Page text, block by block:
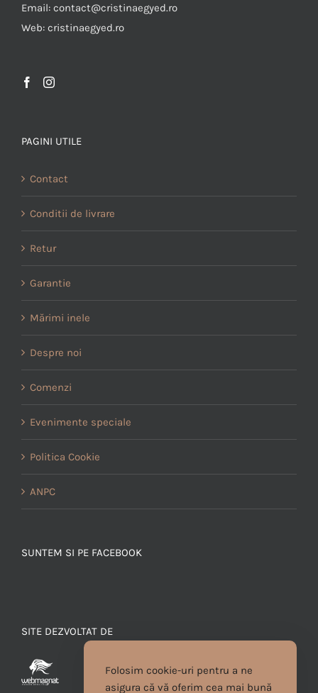
Email: contact@cristinaegyed.ro
Web: cristinaegyed.ro
PAGINI UTILE
Contact
Conditii de livrare
Retur
Garantie
Mărimi inele
Despre noi
Comenzi
Evenimente speciale
Politica Cookie
ANPC
SUNTEM SI PE FACEBOOK
SITE DEZVOLTAT DE
Folosim cookie-uri pentru a ne
asigura că vă oferim cea mai bună